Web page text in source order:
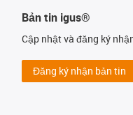
Bản tin igus®
Cập nhật và đăng ký
Đăng ký nhận bản tin